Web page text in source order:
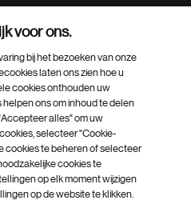
AG
Toegankelijkheid
voor ons.
bij het bezoeken van onze
laten ons zien hoe u
cookies onthouden uw
ons om inhoud te delen
alles" om uw
selecteer "Cookie-
cookies te beheren of selecteer
cookies te
op elk moment wijzigen
op de website te klikken.